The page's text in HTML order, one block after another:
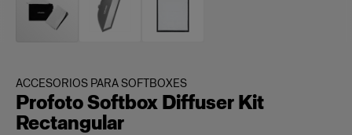
ACCESORIOS PARA SOFTBOXES
Profoto Softbox Diffuser Kit
Rectangular